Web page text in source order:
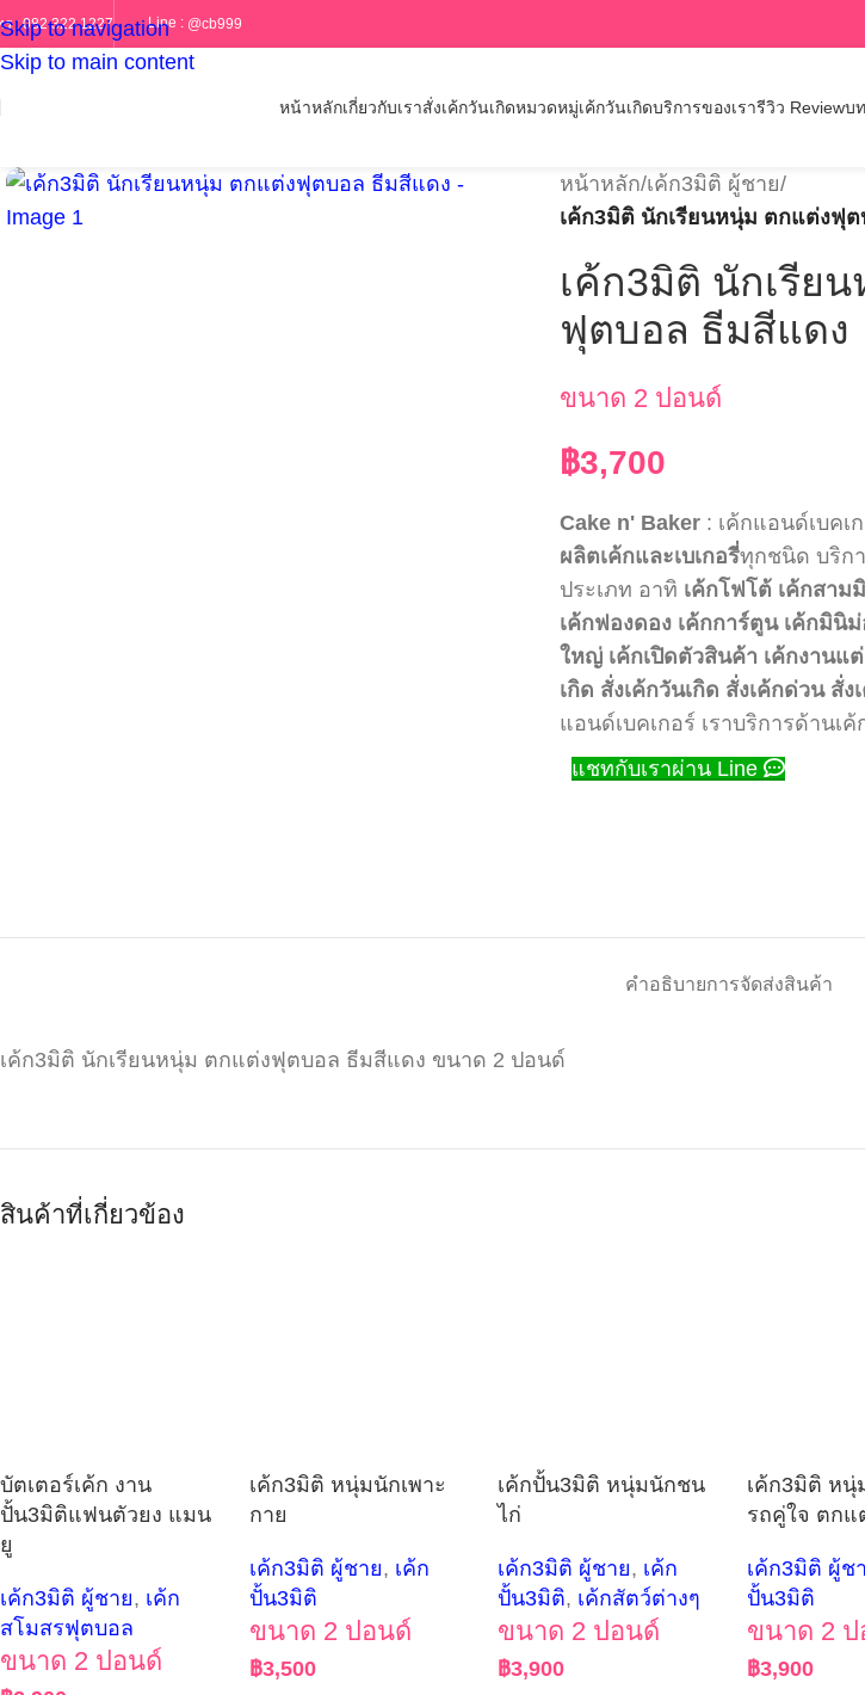
Skip to navigation
Skip to main content
ร : 082 322 1227 Line : @cb999
หน้าหลักเกี่ยวกับเราสั่งเค้กวันเกิดหมวดหมู่เค้กวันเกิดบริการของเรารีวิว Reviewบ
หน้าหลัก/เค้ก3มิติ ผู้ชาย/
เค้ก3มิติ นักเรียนหนุ่ม ตกแต่งฟุ
เค้ก3มิติ นักเรีย
ฟุตบอล ธีมสีแดง
ขนาด 2 ปอนด์
฿3,700
Cake n' Baker : เค้กแอนด์เบคเ
ผลิตเค้กและเบเกอรี่ทุกชนิด บริก
ประเภท อาทิ เค้กโฟโต้ เค้กสาม
เค้กฟองดอง เค้กการ์ตูน เค้กมินิ
ใหญ่ เค้กเปิดตัวสินค้า เค้กงานแ
เกิด สั่งเค้กวันเกิด สั่งเค้กด่วน สั่ง
แอนด์เบคเกอร์ เราบริการด้านเค้
แชทกับเราผ่าน Line
คำอธิบายการจัดส่งสินค้า
เค้ก3มิติ นักเรียนหนุ่ม ตกแต่งฟุตบอล ธีมสีแดง ขนาด 2 ปอนด์
สินค้าที่เกี่ยวข้อง
บัตเตอร์เค้ก งาน
ปั้น3มิติแฟนตัวยง แมน
ยู
เค้ก3มิติ ผู้ชาย, เค้ก
สโมสรฟุตบอล
ขนาด 2 ปอนด์
เค้ก3มิติ หนุ่มนักเพาะ
กาย
เค้ก3มิติ ผู้ชาย, เค้ก
ปั้น3มิติ
ขนาด 2 ปอนด์
฿3,500
เค้กปั้น3มิติ หนุ่มนักชน
ไก่
เค้ก3มิติ ผู้ชาย, เค้ก
ปั้น3มิติ, เค้กสัตว์ต่างๆ
ขนาด 2 ปอนด์
฿3,900
เค้ก3มิติ หนุ่
รถคู่ใจ ตกแ
เค้ก3มิติ ผู้ช
ปั้น3มิติ
ขนาด 2
฿3,900